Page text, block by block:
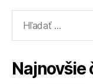
Najnovšie